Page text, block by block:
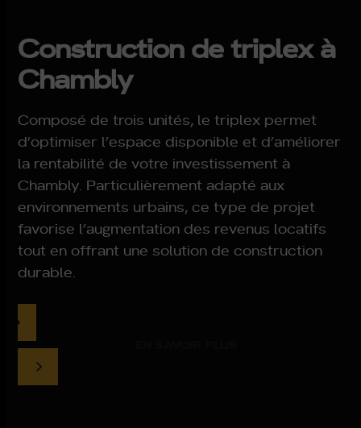
Construction de triplex à
Chambly
Composé de trois unités, le triplex permet
d’optimiser l’espace disponible et d’améliorer
la rentabilité de votre investissement à
Chambly. Particulièrement adapté aux
environnements urbains, ce type de projet
favorise l’augmentation des revenus locatifs
tout en offrant une solution de construction
durable.